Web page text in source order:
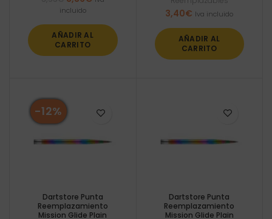
precio
era:
3,95€.
es:
3,36€.
incluido
AÑADIR AL
CARRITO
3,40€ Iva incluido
AÑADIR AL
CARRITO
-12%
Dartstore Punta
Reemplazamiento
Mission Glide Plain
Dartstore Punta
Reemplazamiento
Mission Glide Plain